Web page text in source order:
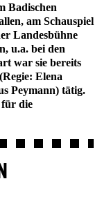
Badischen
am Schauspiel
Landesbühne
u.a. bei den
war sie bereits
(Regie: Elena
Peymann) tätig.
für die